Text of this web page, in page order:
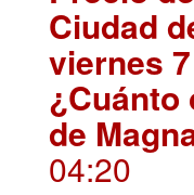
Ciudad
viernes
¿Cuánto
de
04:20